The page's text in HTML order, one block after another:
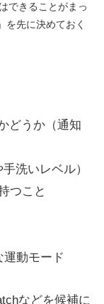
できることがまっ
を先に決めておく
どうか（通知
洗いレベル）
つこと
運動モード
などを候補に